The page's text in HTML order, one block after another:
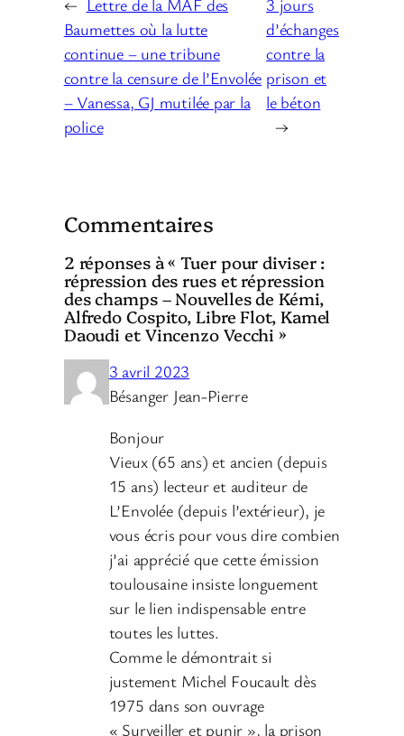
Baumettes où la lutte
continue – une tribune
contre la censure de l’Envolée
– Vanessa, GJ mutilée par la
police
d’échanges
contre la
prison et
le béton
→
Commentaires
2 réponses à « Tuer pour diviser :
répression des rues et répression
des champs – Nouvelles de Kémi,
Alfredo Cospito, Libre Flot, Kamel
Daoudi et Vincenzo Vecchi »
3 avril 2023
Bésanger Jean-Pierre
Bonjour
Vieux (65 ans) et ancien (depuis
15 ans) lecteur et auditeur de
L’Envolée (depuis l’extérieur), je
vous écris pour vous dire combien
j’ai apprécié que cette émission
toulousaine insiste longuement
sur le lien indispensable entre
toutes les luttes.
Comme le démontrait si
justement Michel Foucault dès
1975 dans son ouvrage
« Surveiller et punir », la prison